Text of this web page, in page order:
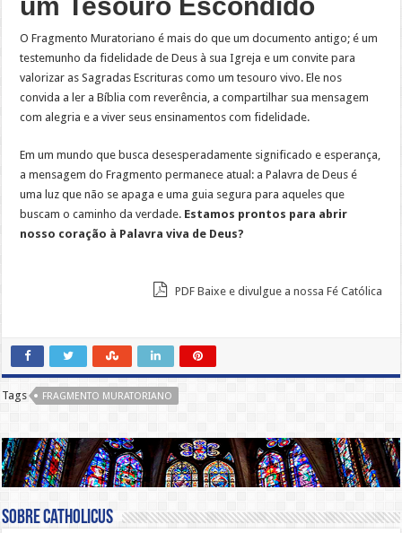
O Fragmento Muratoriano é mais do que um documento antigo; é um
testemunho da fidelidade de Deus à sua Igreja e um convite para
valorizar as Sagradas Escrituras como um tesouro vivo. Ele nos
convida a ler a Bíblia com reverência, a compartilhar sua mensagem
com alegria e a viver seus ensinamentos com fidelidade.
Em um mundo que busca desesperadamente significado e esperança,
a mensagem do Fragmento permanece atual: a Palavra de Deus é
uma luz que não se apaga e uma guia segura para aqueles que
buscam o caminho da verdade. Estamos prontos para abrir
nosso coração à Palavra viva de Deus?
PDF Baixe e divulgue a nossa Fé Católica
Tags FRAGMENTO MURATORIANO
Sobre catholicus